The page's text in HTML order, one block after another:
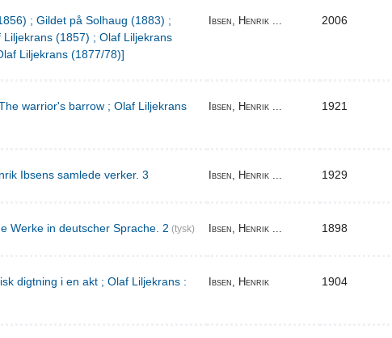
; Gildet på Solhaug (1883) ;
Liljekrans (1857) ; Olaf Liljekrans
Liljekrans (1877/78)]
Ibsen, Henrik ... 2006
warrior's barrow ; Olaf Liljekrans Ibsen, Henrik ... 1921
Ibsens samlede verker. 3 Ibsen, Henrik ... 1929
Werke in deutscher Sprache. 2 (tysk) Ibsen, Henrik ... 1898
digtning i en akt ; Olaf Liljekrans :
Ibsen, Henrik 1904